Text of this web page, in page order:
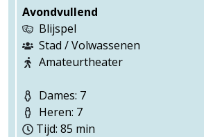
Avondvullend
Blijspel
Stad / Volwassenen
Amateurtheater
Dames: 7
Heren: 7
Tijd: 85 min